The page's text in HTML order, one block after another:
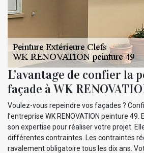
L’avantage de confier la
façade à WK
Voulez-vous repeindre vos façades ?
l’entreprise WK RENOVATION peinture
son expertise pour réaliser votre projet.
différentes contraintes. Les contraintes
ravalement obligatoire tous les dix ans.